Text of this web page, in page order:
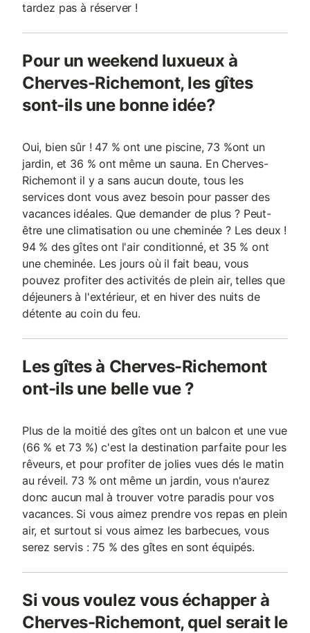
tardez pas à réserver !
Pour un weekend luxueux à
Cherves-Richemont, les gîtes
sont-ils une bonne idée?
Oui, bien sûr ! 47 % ont une piscine, 73 %ont un
jardin, et 36 % ont même un sauna. En Cherves-
Richemont il y a sans aucun doute, tous les
services dont vous avez besoin pour passer des
vacances idéales. Que demander de plus ? Peut-
être une climatisation ou une cheminée ? Les deux !
94 % des gîtes ont l'air conditionné, et 35 % ont
une cheminée. Les jours où il fait beau, vous
pouvez profiter des activités de plein air, telles que
déjeuners à l'extérieur, et en hiver des nuits de
détente au coin du feu.
Les gîtes à Cherves-Richemont
ont-ils une belle vue ?
Plus de la moitié des gîtes ont un balcon et une vue
(66 % et 73 %) c'est la destination parfaite pour les
rêveurs, et pour profiter de jolies vues dés le matin
au réveil. 73 % ont même un jardin, vous n'aurez
donc aucun mal à trouver votre paradis pour vos
vacances. Si vous aimez prendre vos repas en plein
air, et surtout si vous aimez les barbecues, vous
serez servis : 75 % des gîtes en sont équipés.
Si vous voulez vous échapper à
Cherves-Richemont, quel serait le